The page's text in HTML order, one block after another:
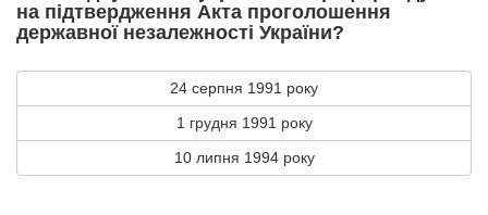
на підтвердження Акта проголошення
державної незалежності України?
24 серпня 1991 року
1 грудня 1991 року
10 липня 1994 року